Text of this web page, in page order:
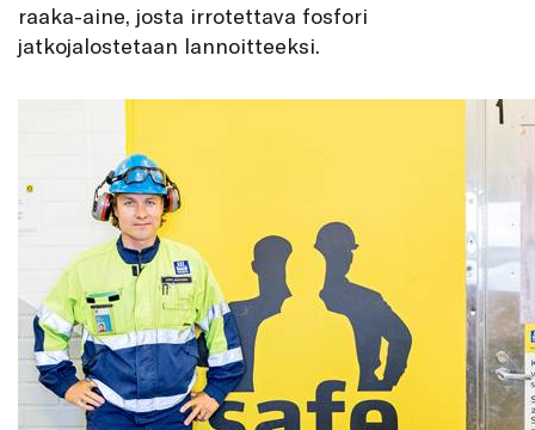
raaka-aine, josta irrotettava fosfori
jatkojalostetaan lannoitteeksi.